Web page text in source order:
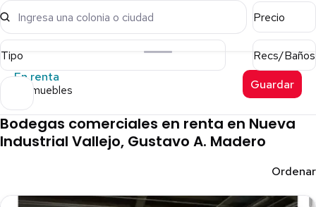
Ingresa una colonia o ciudad Precio
Tipo
Recs/Baños
En renta
9 inmuebles Guardar
Bodegas comerciales en renta en Nueva
Industrial Vallejo, Gustavo A. Madero
Ordenar